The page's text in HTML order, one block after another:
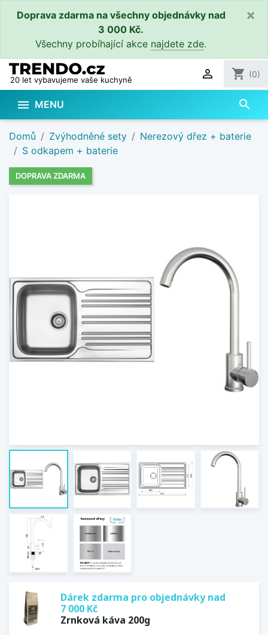
Doprava zdarma na všechny objednávky nad
3 000 Kč.
Všechny probíhající akce najdete zde.
×
20 let vybavujeme vaše kuchyně  shopping_cart (0)
 MENU search
Domů Zvýhodněné sety
Nerezový dřez + baterie
S odkapem + baterie
DOPRAVA ZDARMA
Dárek zdarma pro objednávky nad
7 000 Kč
Zrnková káva 200g